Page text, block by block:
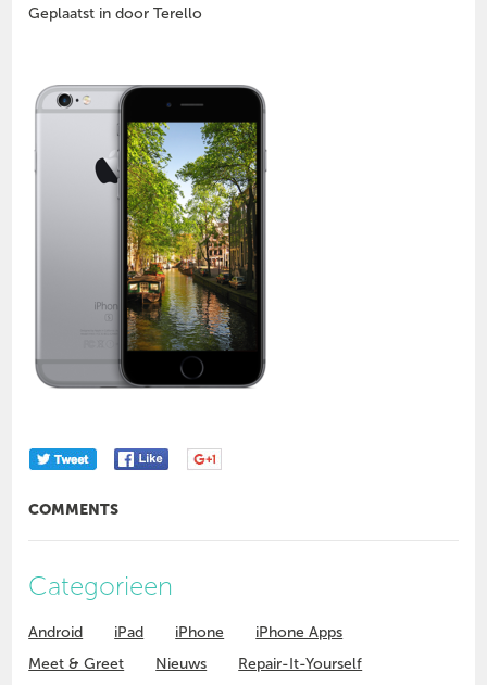
Geplaatst in door Terello
COMMENTS
Categorieen
Android iPad iPhone
iPhone Apps
Meet & Greet
Nieuws
Repair-It-Yourself